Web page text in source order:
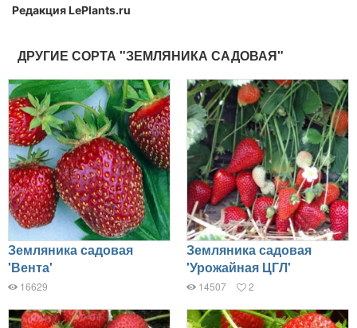
Редакция LePlants.ru
ДРУГИЕ СОРТА "ЗЕМЛЯНИКА САДОВАЯ"
Земляника садовая
'Вента'
16629
Земляника садовая
'Урожайная ЦГЛ'
14507 2